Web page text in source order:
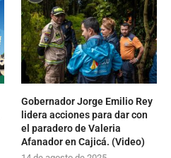
Gobernador Jorge Emilio Rey
lidera acciones para dar con
el paradero de Valeria
Afanador en Cajicá. (Video)